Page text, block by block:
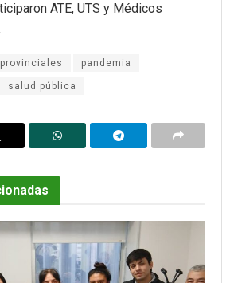
ATE, UTS y Médicos
pandemia
salud pública